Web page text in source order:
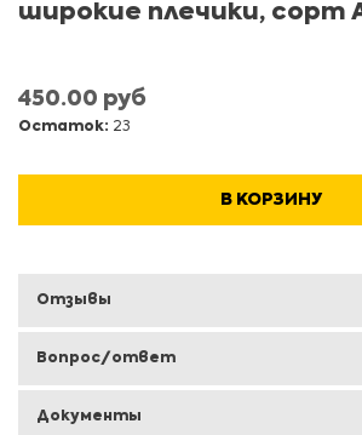
широкие плечики, сорт
450.00 руб
Остаток: 23
В КОРЗИНУ
Отзывы
Вопрос/ответ
Документы